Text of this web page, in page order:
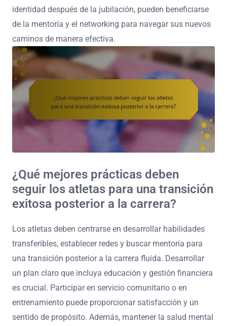
identidad después de la jubilación, pueden beneficiarse
de la mentoría y el networking para navegar sus nuevos
caminos de manera efectiva.
¿Qué mejores prácticas deben
seguir los atletas para una transición
exitosa posterior a la carrera?
Los atletas deben centrarse en desarrollar habilidades
transferibles, establecer redes y buscar mentoría para
una transición posterior a la carrera fluida. Desarrollar
un plan claro que incluya educación y gestión financiera
es crucial. Participar en servicio comunitario o en
entrenamiento puede proporcionar satisfacción y un
sentido de propósito. Además, mantener la salud mental